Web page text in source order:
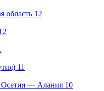
область 12
11
Осетия — Алания 10